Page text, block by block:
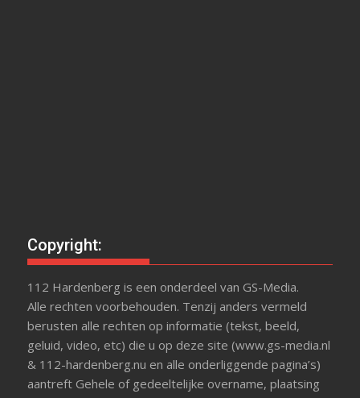
Copyright:
112 Hardenberg is een onderdeel van GS-Media.
Alle rechten voorbehouden. Tenzij anders vermeld
berusten alle rechten op informatie (tekst, beeld,
geluid, video, etc) die u op deze site (www.gs-media.nl
& 112-hardenberg.nu en alle onderliggende pagina’s)
aantreft Gehele of gedeeltelijke overname, plaatsing